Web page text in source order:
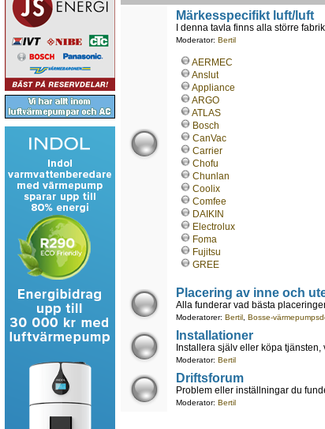
Märkesspecifikt luft/luft
I denna tavla finns alla större
Moderator: Bertil
AERMEC
Anslut
Appliance
ARGO
ATLAS
Bosch
CanVac
Carrier
Chofu
Chunlan
Coolix
Comfee
DAIKIN
Electrolux
Foma
Fujitsu
GREE
Placering av inne och
Alla funderar vad bästa
Moderatorer: Bertil, Bosse-
Installationer
Installera själv eller köpa tjänsten,
Moderator: Bertil
Driftsforum
Problem eller inställningar du
Moderator: Bertil